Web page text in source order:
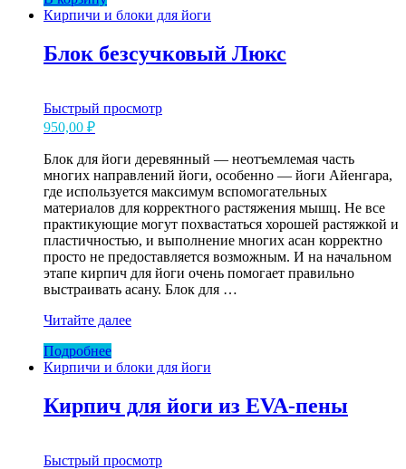
деревянный
Кирпичи и блоки для йоги
Блок безсучковый Люкс
Быстрый просмотр
950,00 ₽
Блок для йоги деревянный — неотъемлемая часть
многих направлений йоги, особенно — йоги Айенгара,
где используется максимум вспомогательных
материалов для корректного растяжения мышц. Не все
практикующие могут похвастаться хорошей растяжкой и
пластичностью, и выполнение многих асан корректно
просто не предоставляется возможным. И на начальном
этапе кирпич для йоги очень помогает правильно
выстраивать асану. Блок для …
Блок
Люкс
Читайте далее
Подробнее
Кирпичи и блоки для йоги
Кирпич для йоги из EVA-пены
Быстрый просмотр